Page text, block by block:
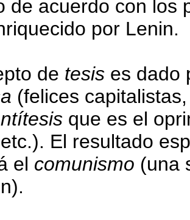
de acuerdo con los
por Lenin.
de tesis es dado
(felices
que es el
El resultado
el comunismo (una